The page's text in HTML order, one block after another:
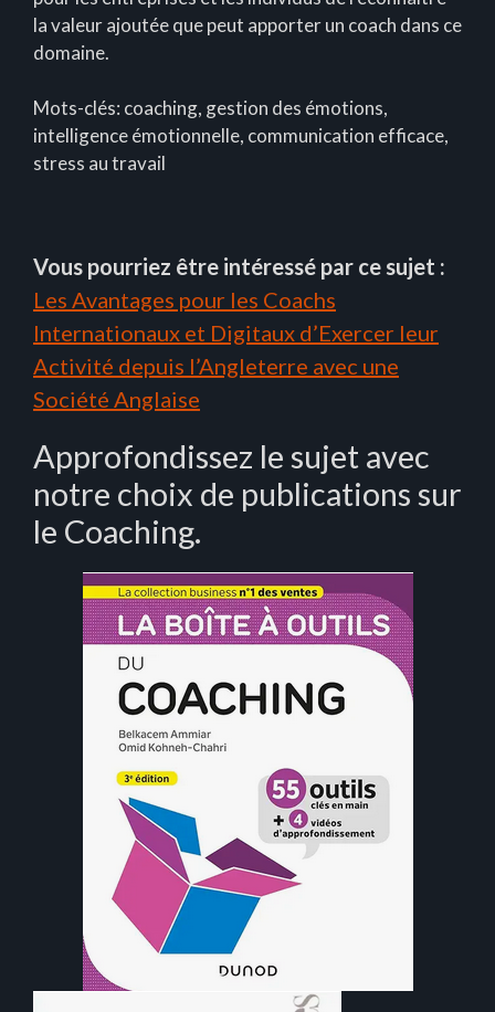
la valeur ajoutée que peut apporter un coach dans ce
domaine.
Mots-clés: coaching, gestion des émotions,
intelligence émotionnelle, communication efficace,
stress au travail
Vous pourriez être intéressé par ce sujet :
Les Avantages pour les Coachs
Internationaux et Digitaux d’Exercer leur
Activité depuis l’Angleterre avec une
Société Anglaise
Approfondissez le sujet avec
notre choix de publications sur
le Coaching.